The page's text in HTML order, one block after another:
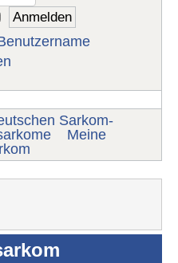
Sarkom-
Meine